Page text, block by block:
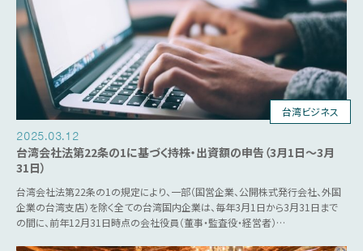
台湾ビジネス
2025.03.12
台湾会社法第22条の1に基づく持株・出資額の申告（3月1日～3月
31日）
台湾会社法第22条の1の規定により、一部（国営企業、公開株式発行会社、外国
企業の台湾支店）を除く全ての台湾国内企業は、毎年3月1日から3月31日まで
の間に、前年12月31日時点の会社役員（董事・監査役・経営者）…